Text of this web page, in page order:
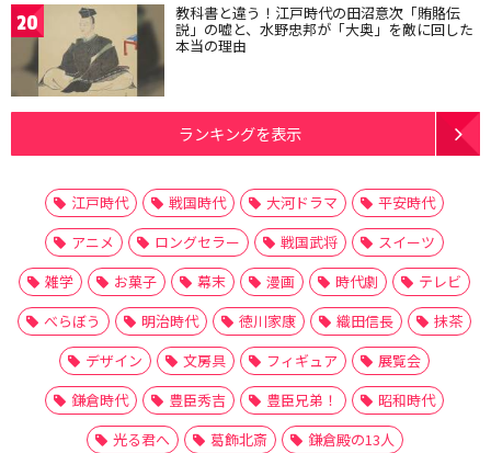
20 教科書と違う！江戸時代の田沼意次「賄賂伝
説」の嘘と、水野忠邦が「大奥」を敵に回した
本当の理由
ランキングを表示
江戸時代 戦国時代 大河ドラマ
平安時代
アニメ
ロングセラー 戦国武将
スイーツ
雑学
お菓子 幕末 漫画 時代劇
テレビ
べらぼう
明治時代 徳川家康 織田信長
抹茶
デザイン
文房具 フィギュア
展覧会
鎌倉時代
豊臣秀吉 豊臣兄弟！
昭和時代
光る君へ
葛飾北斎 鎌倉殿の13人